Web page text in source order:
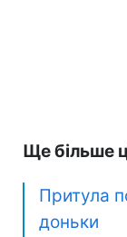
Ще більше
Притула
доньки